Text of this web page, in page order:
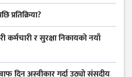
र सुरक्षा निकायको नयाँ